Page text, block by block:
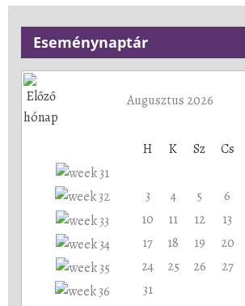
Eseménynaptár
Augusztus 2026
H K Sz Cs
3
4 5 6
10
11 12 13
17
18 19 20
24
25 26 27
31